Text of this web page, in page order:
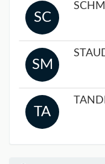
SC
SM
TA